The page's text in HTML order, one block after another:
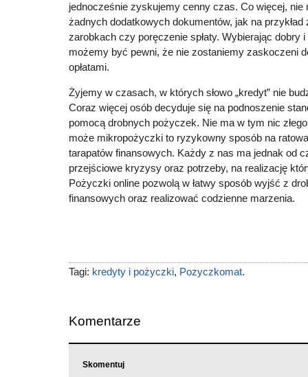
jednocześnie zyskujemy cenny czas. Co więcej,
żadnych dodatkowych dokumentów, jak na przykład
zarobkach czy poręczenie spłaty. Wybierając dobry
możemy być pewni, że nie zostaniemy zaskoczeni
opłatami.
Żyjemy w czasach, w których słowo „kredyt” nie
Coraz więcej osób decyduje się na podnoszenie
pomocą drobnych pożyczek. Nie ma w tym nic
może mikropożyczki to ryzykowny sposób na
tarapatów finansowych. Każdy z nas ma jednak od
przejściowe kryzysy oraz potrzeby, na realizację
Pożyczki online pozwolą w łatwy sposób wyjść z
finansowych oraz realizować codzienne marzenia.
Tagi: kredyty i pożyczki, Pozyczkomat.
Komentarze
Skomentuj